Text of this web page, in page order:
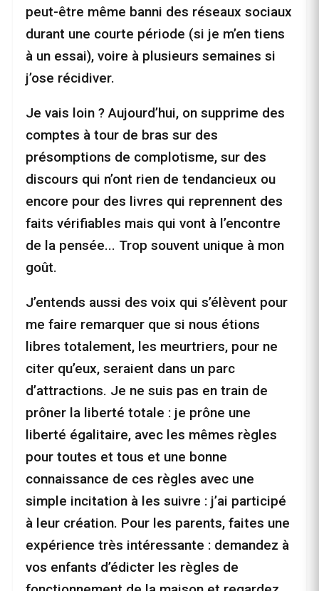
peut-être même banni des réseaux sociaux
durant une courte période (si je m’en tiens
à un essai), voire à plusieurs semaines si
j’ose récidiver.
Je vais loin ? Aujourd’hui, on supprime des
comptes à tour de bras sur des
présomptions de complotisme, sur des
discours qui n’ont rien de tendancieux ou
encore pour des livres qui reprennent des
faits vérifiables mais qui vont à l’encontre
de la pensée... Trop souvent unique à mon
goût.
J’entends aussi des voix qui s’élèvent pour
me faire remarquer que si nous étions
libres totalement, les meurtriers, pour ne
citer qu’eux, seraient dans un parc
d’attractions. Je ne suis pas en train de
prôner la liberté totale : je prône une
liberté égalitaire, avec les mêmes règles
pour toutes et tous et une bonne
connaissance de ces règles avec une
simple incitation à les suivre : j’ai participé
à leur création. Pour les parents, faites une
expérience très intéressante : demandez à
vos enfants d’édicter les règles de